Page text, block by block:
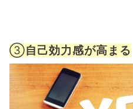
③自己効力感が高まる